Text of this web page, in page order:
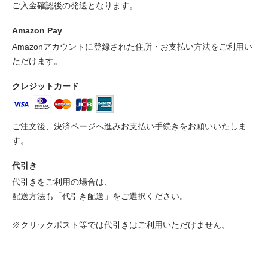
ご入金確認後の発送となります。
Amazon Pay
Amazonアカウントに登録された住所・お支払い方法をご利用い
ただけます。
クレジットカード
ご注文後、決済ページへ進みお支払い手続きをお願いいたしま
す。
代引き
代引きをご利用の場合は、
配送方法も「代引き配送」をご選択ください。
※クリックポスト等では代引きはご利用いただけません。